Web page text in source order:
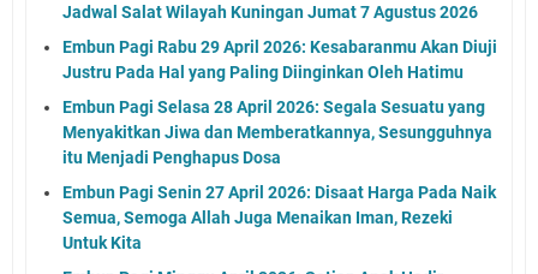
Jadwal Salat Wilayah Kuningan Jumat 7 Agustus 2026
Embun Pagi Rabu 29 April 2026: Kesabaranmu Akan Diuji
Justru Pada Hal yang Paling Diinginkan Oleh Hatimu
Embun Pagi Selasa 28 April 2026: Segala Sesuatu yang
Menyakitkan Jiwa dan Memberatkannya, Sesungguhnya
itu Menjadi Penghapus Dosa
Embun Pagi Senin 27 April 2026: Disaat Harga Pada Naik
Semua, Semoga Allah Juga Menaikan Iman, Rezeki
Untuk Kita